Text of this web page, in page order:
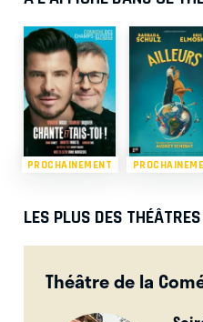
PROCHAINEMENT
LES PLUS DES
Théâtre de la